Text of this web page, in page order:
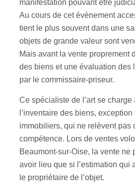
manifestation pouvant être
Au cours de cet évènement
tient le plus souvent dans une
objets de grande valeur sont
Mais avant la vente proprement
des biens et une évaluation des
par le commissaire-priseur.
Ce spécialiste de l’art se charge
l’inventaire des biens,
immobiliers, qui ne relèvent pas
compétence. Lors de ventes
Beaumont-sur-Oise, la vente ne
avoir lieu que si l’estimation qui
le propriétaire de l’objet.